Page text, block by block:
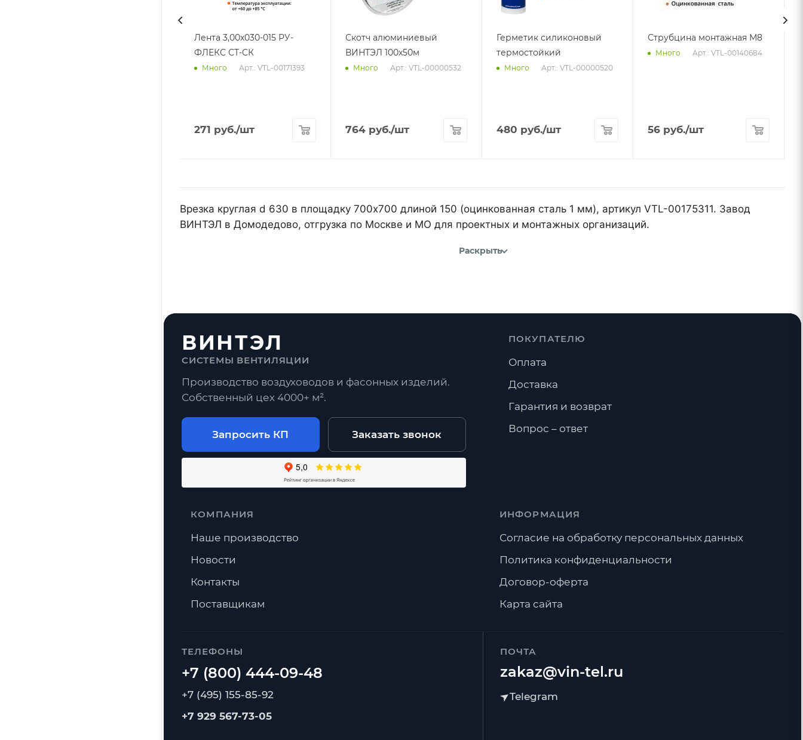
Лента 3,00х030-015 РУ-
ФЛЕКС СТ-СК
Много Арт.: VTL-00171393
271 руб./шт
Скотч алюминиевый
ВИНТЭЛ 100х50м
Много Арт.: VTL-00000532
764 руб./шт
Герметик силиконовый
термостойкий
Много Арт.: VTL-00000520
480 руб./шт
Струбцина монтажная М8
Много Арт.: VTL-00140684
56 руб./шт
Врезка круглая d 630 в площадку 700х700 длиной 150 (оцинкованная сталь 1 мм), артикул VTL-00175311. Завод
ВИНТЭЛ в Домодедово, отгрузка по Москве и МО для проектных и монтажных организаций.
Раскрыть
ВИНТЭЛ
СИСТЕМЫ ВЕНТИЛЯЦИИ
Производство воздуховодов и фасонных изделий.
Собственный цех 4000+ м².
Запросить КП Заказать звонок
ТЕЛЕФОНЫ
+7 (495) 155-85-92
+7 929 567-73-05
ПОЧТА
zakaz@vin-tel.ru
ПОКУПАТЕЛЮ
Оплата
Доставка
Гарантия и возврат
Вопрос – ответ
КОМПАНИЯ
Наше производство
Новости
Контакты
Поставщикам
ИНФОРМАЦИЯ
Согласие на обработку персональных данных
Политика конфиденциальности
Договор-оферта
Карта сайта